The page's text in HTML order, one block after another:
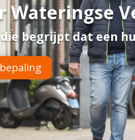
Wateringse
begrijpt dat een